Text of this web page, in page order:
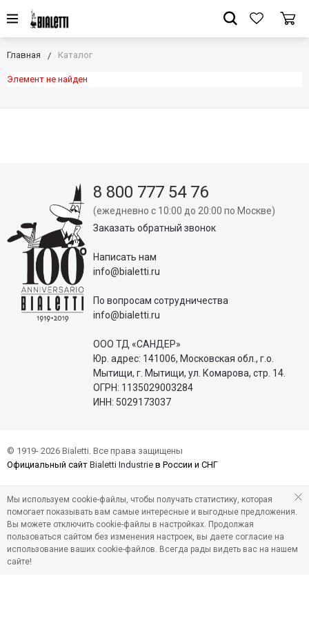
Главная Каталог
Элемент не найден
8 800 777 54 76
(ежедневно с 10:00 до 20:00 по Москве)
Заказать обратный звонок
Написать нам
info@bialetti.ru
По вопросам сотрудничества
info@bialetti.ru
ООО ТД «САНДЕР»
Юр. адрес: 141006, Московская обл., г.о.
Мытищи, г. Мытищи, ул. Комарова, стр. 14.
ОГРН: 1135029003284
ИНН: 5029173037
© 1919- 2026 Bialetti. Все права защищены
Официальный сайт Bialetti Industrie в России и СНГ
Мы используем cookie-файлы, чтобы получать статистику, которая
помогает показывать вам самые интересные и выгодные предложения.
Вы можете отключить cookie-файлы в настройках. Продолжая
пользоваться сайтом без изменения настроек, вы даете согласие на
использование ваших cookie-файлов. Всегда рады видеть вас на нашем
сайте!